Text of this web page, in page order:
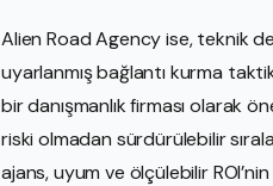
Alien Road Agency ise, teknik
uyarlanmış bağlantı kurma
bir danışmanlık firması olarak
riski olmadan sürdürülebilir
ajans, uyum ve ölçülebilir